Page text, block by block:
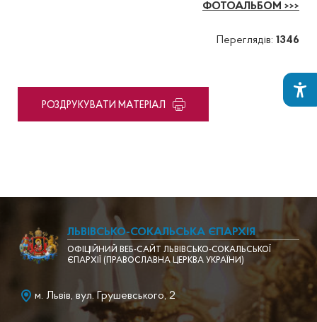
ФОТОАЛЬБОМ >>>
Переглядів: 1346
PОЗДРУКУВАТИ МАТЕРІАЛ
ЛЬВІВСЬКО-СОКАЛЬСЬКА ЄПАРХІЯ
ОФІЦІЙНИЙ ВЕБ-САЙТ ЛЬВІВСЬКО-СОКАЛЬСЬКОЇ
ЄПАРХІЇ (ПРАВОСЛАВНА ЦЕРКВА УКРАЇНИ)
м. Львів, вул. Грушевського, 2